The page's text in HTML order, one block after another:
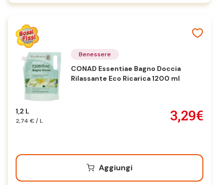
Benessere
CONAD Essentiae Bagno Doccia
Rilassante Eco Ricarica 1200 ml
1,2 L
2,74 € / L 3,29€
Aggiungi